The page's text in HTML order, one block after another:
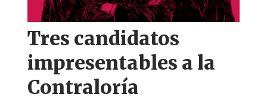
Tres candidatos
impresentables a la
Contraloría